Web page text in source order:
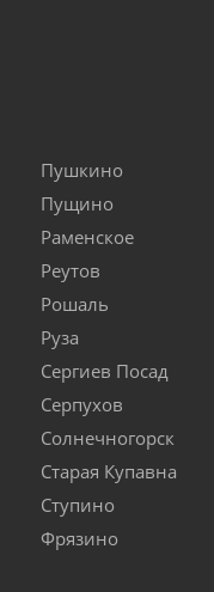
Пушкино
Пущино
Раменское
Реутов
Рошаль
Руза
Сергиев Посад
Серпухов
Солнечногорск
Старая Купавна
Ступино
Фрязино